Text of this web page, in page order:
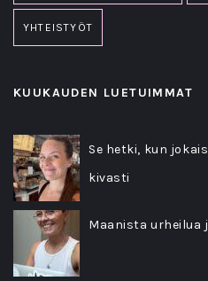
YHTEISTYÖT
KUUKAUDEN LUETUIMMAT
Se hetki, kun
kivasti
Maanista urheilua